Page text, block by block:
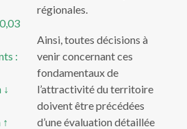
:
↓
régionales.
Ainsi, toutes décisions à
venir concernant ces
fondamentaux de
l’attractivité du territoire
doivent être précédées
d’une évaluation détaillée